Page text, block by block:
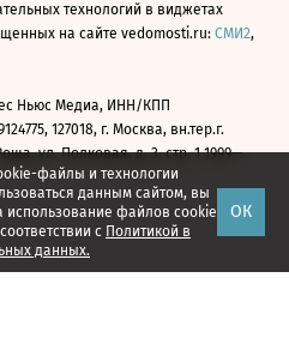
файлы и технологии
данным сайтом, вы
использование файлов cookie
с Политикой в
данных.
ОК
технологий в виджетах
на сайте vedomosti.ru: СМИ2,
Ньюс Медиа, ИНН/КПП
127018, г. Москва, вн.тер.г.
ул. Полковая, д. 3, стр. 1 1999—